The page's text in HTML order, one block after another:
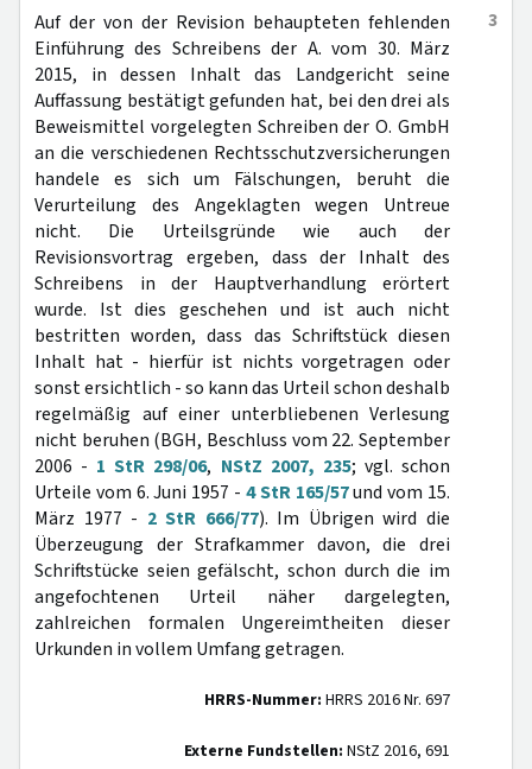
3
Auf der von der Revision behaupteten fehlenden
Einführung des Schreibens der A. vom 30. März
2015, in dessen Inhalt das Landgericht seine
Auffassung bestätigt gefunden hat, bei den drei als
Beweismittel vorgelegten Schreiben der O. GmbH
an die verschiedenen Rechtsschutzversicherungen
handele es sich um Fälschungen, beruht die
Verurteilung des Angeklagten wegen Untreue
nicht. Die Urteilsgründe wie auch der
Revisionsvortrag ergeben, dass der Inhalt des
Schreibens in der Hauptverhandlung erörtert
wurde. Ist dies geschehen und ist auch nicht
bestritten worden, dass das Schriftstück diesen
Inhalt hat - hierfür ist nichts vorgetragen oder
sonst ersichtlich - so kann das Urteil schon deshalb
regelmäßig auf einer unterbliebenen Verlesung
nicht beruhen (BGH, Beschluss vom 22. September
2006 - 1 StR 298/06, NStZ 2007, 235; vgl. schon
Urteile vom 6. Juni 1957 - 4 StR 165/57und vom 15.
März 1977 - 2 StR 666/77). Im Übrigen wird die
Überzeugung der Strafkammer davon, die drei
Schriftstücke seien gefälscht, schon durch die im
angefochtenen Urteil näher dargelegten,
zahlreichen formalen Ungereimtheiten dieser
Urkunden in vollem Umfang getragen.
HRRS-Nummer: HRRS 2016 Nr. 697
Externe Fundstellen: NStZ 2016, 691